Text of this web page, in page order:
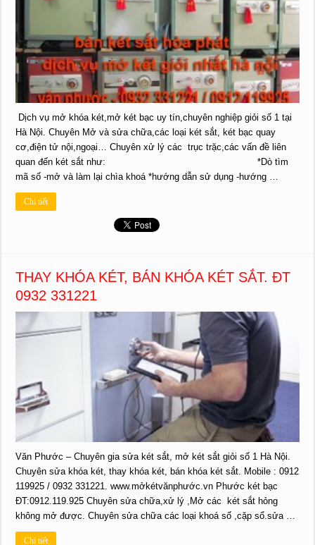
Dịch vụ mở khóa két,mở két bạc uy tín,chuyên nghiệp giỏi số 1 tại
Hà Nội. Chuyên Mở và sửa chữa,các loại két sắt, két bạc quay
cơ,điện tử nội,ngoại… Chuyên xử lý các trục trặc,các vấn đề liên
quan đến két sắt như: *Dò tìm
mã số -mở và làm lại chìa khoá *hướng dẫn sử dụng -hướng …
Chi tiết
THAY KHÓA KÉT, BÁN KHÓA KÉT SẮT. ĐT
0932 331221
Văn Phước – Chuyên gia sửa két sắt, mở két sắt giỏi số 1 Hà Nội.
Chuyên sửa khóa két, thay khóa két, bán khóa két sắt. Mobile : 0912
119925 / 0932 331221. www.mởkétvănphước.vn Phước két bạc
ĐT:0912.119.925 Chuyên sửa chữa,xử lý ,Mở các két sắt hỏng
không mở được. Chuyên sửa chữa các loại khoá số ,cặp sổ.sửa …
Chi tiết